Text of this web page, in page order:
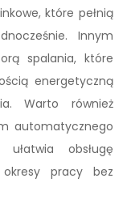
które pełnią
Innym
spalania, które
energetyczną
Warto również
automatycznego
obsługę
pracy bez